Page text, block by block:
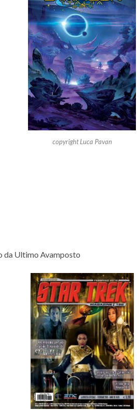
copyright Luca Pavan
da Ultimo Avamposto